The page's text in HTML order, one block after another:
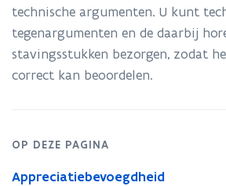
technische argumenten. U kunt
tegenargumenten en de daarbij
stavingsstukken bezorgen, zodat
correct kan beoordelen.
OP DEZE PAGINA
Appreciatiebevoegdheid